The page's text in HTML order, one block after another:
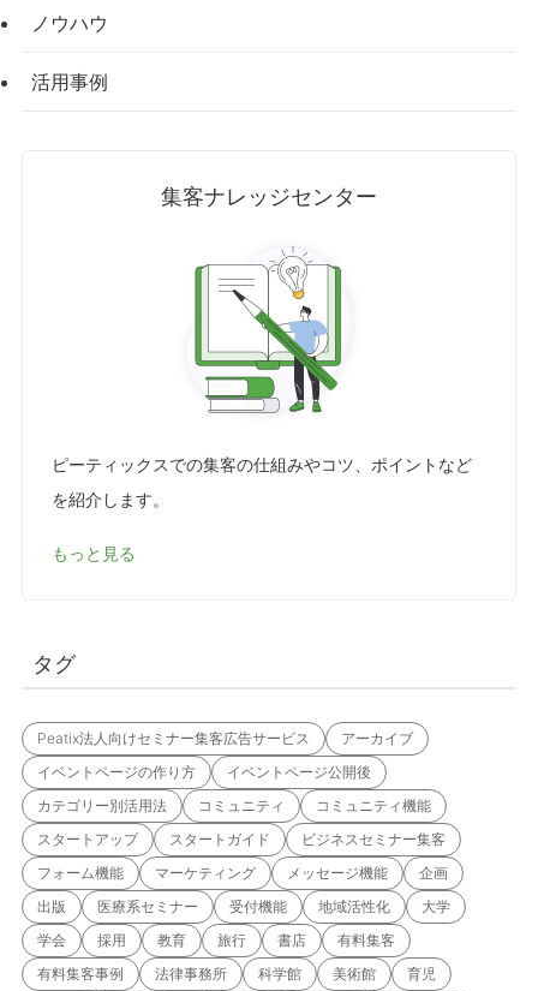
ノウハウ
活用事例
集客ナレッジセンター
ピーティックスでの集客の仕組みやコツ、ポイントなど
を紹介します。
もっと見る
タグ
Peatix法人向けセミナー集客広告サービス
アーカイブ
イベントページの作り方
イベントページ公開後
カテゴリー別活用法
コミュニティ
コミュニティ機能
スタートアップ
スタートガイド
ビジネスセミナー集客
フォーム機能
マーケティング メッセージ機能
企画
出版
医療系セミナー 受付機能 地域活性化
大学
学会
採用 教育 旅行 書店
有料集客
有料集客事例
法律事務所 科学館 美術館
育児